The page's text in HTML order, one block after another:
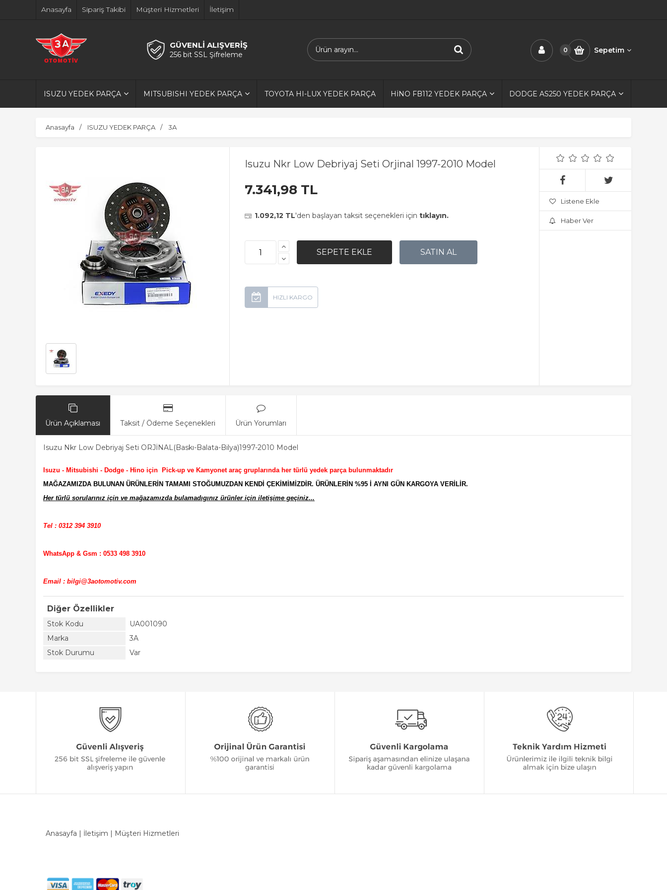
Anasayfa Sipariş Takibi Müşteri Hizmetleri İletişim
GÜVENLİ ALIŞVERİŞ
256 bit SSL Şifreleme
0 Sepetim
ISUZU YEDEK PARÇA MITSUBISHI YEDEK PARÇA TOYOTA HI-LUX YEDEK PARÇA HİNO FB112 YEDEK PARÇA DODGE AS250 YEDEK PARÇA
Anasayfa ISUZU YEDEK PARÇA 3A
Isuzu Nkr Low Debriyaj Seti Orjinal 1997-2010 Model
7.341,98 TL
1.092,12 TL'den başlayan taksit seçenekleri için tıklayın.
Listene Ekle
Haber Ver
Ürün Açıklaması Taksit / Ödeme Seçenekleri Ürün Yorumları
Isuzu Nkr Low Debriyaj Seti ORJİNAL(Baskı-Balata-Bilya)1997-2010 Model
Isuzu - Mitsubishi - Dodge - Hino için Pick-up ve Kamyonet araç gruplarında her türlü yedek parça bulunmaktadır
MAĞAZAMIZDA BULUNAN ÜRÜNLERİN TAMAMI STOĞUMUZDAN KENDİ ÇEKİMİMİZDİR. ÜRÜNLERİN %95 İ AYNI GÜN KARGOYA VERİLİR.
Her türlü sorularınız için ve mağazamızda bulamadıgınız ürünler için iletişime geçiniz...
Tel : 0312 394 3910
WhatsApp & Gsm : 0533 498 3910
Email : bilgi@3aotomotiv.com
Diğer Özellikler
Stok Kodu
UA001090
Marka
3A
Stok Durumu
Var
Anasayfa | İletişim | Müşteri Hizmetleri